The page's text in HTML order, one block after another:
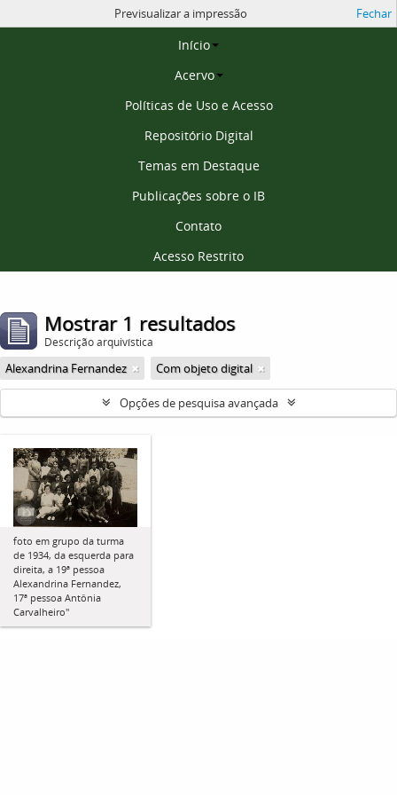
Página inicial
Início
Acervo
Políticas de Uso e Acesso
Repositório Digital
Temas em Destaque
Publicações sobre o IB
Contato
Acesso Restrito
Previsualizar a impressão Fechar
Mostrar 1 resultados
Descrição arquivística
Alexandrina Fernandez Com objeto digital
Opções de pesquisa avançada
foto em grupo da turma
de 1934, da esquerda para
direita, a 19ª pessoa
Alexandrina Fernandez,
17ª pessoa Antônia
Carvalheiro"